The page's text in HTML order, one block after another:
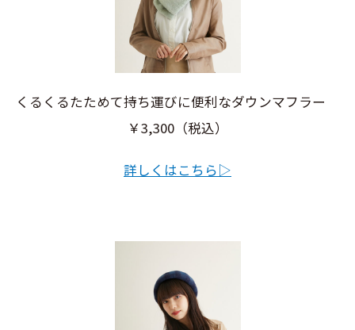
くるくるたためて持ち運びに便利なダウンマフラー
￥3,300（税込）
詳しくはこちら▷